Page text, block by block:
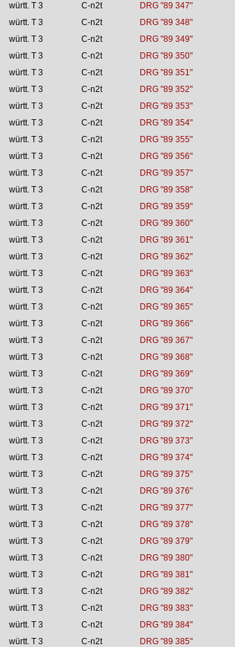
württ. T 3 C-n2t
DRG "89 347"
württ. T 3 C-n2t
DRG "89 348"
württ. T 3 C-n2t
DRG "89 349"
württ. T 3 C-n2t
DRG "89 350"
württ. T 3 C-n2t
DRG "89 351"
württ. T 3 C-n2t
DRG "89 352"
württ. T 3 C-n2t
DRG "89 353"
württ. T 3 C-n2t
DRG "89 354"
württ. T 3 C-n2t
DRG "89 355"
württ. T 3 C-n2t
DRG "89 356"
württ. T 3 C-n2t
DRG "89 357"
württ. T 3 C-n2t
DRG "89 358"
württ. T 3 C-n2t
DRG "89 359"
württ. T 3 C-n2t
DRG "89 360"
württ. T 3 C-n2t
DRG "89 361"
württ. T 3 C-n2t
DRG "89 362"
württ. T 3 C-n2t
DRG "89 363"
württ. T 3 C-n2t
DRG "89 364"
württ. T 3 C-n2t
DRG "89 365"
württ. T 3 C-n2t
DRG "89 366"
württ. T 3 C-n2t
DRG "89 367"
württ. T 3 C-n2t
DRG "89 368"
württ. T 3 C-n2t
DRG "89 369"
württ. T 3 C-n2t
DRG "89 370"
württ. T 3 C-n2t
DRG "89 371"
württ. T 3 C-n2t
DRG "89 372"
württ. T 3 C-n2t
DRG "89 373"
württ. T 3 C-n2t
DRG "89 374"
württ. T 3 C-n2t
DRG "89 375"
württ. T 3 C-n2t
DRG "89 376"
württ. T 3 C-n2t
DRG "89 377"
württ. T 3 C-n2t
DRG "89 378"
württ. T 3 C-n2t
DRG "89 379"
württ. T 3 C-n2t
DRG "89 380"
württ. T 3 C-n2t
DRG "89 381"
württ. T 3 C-n2t
DRG "89 382"
württ. T 3 C-n2t
DRG "89 383"
württ. T 3 C-n2t
DRG "89 384"
württ. T 3 C-n2t
DRG "89 385"